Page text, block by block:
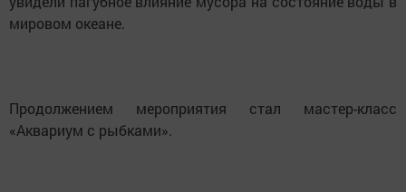
мировом океане.
Продолжением мероприятия стал мастер-класс
«Аквариум с рыбками».